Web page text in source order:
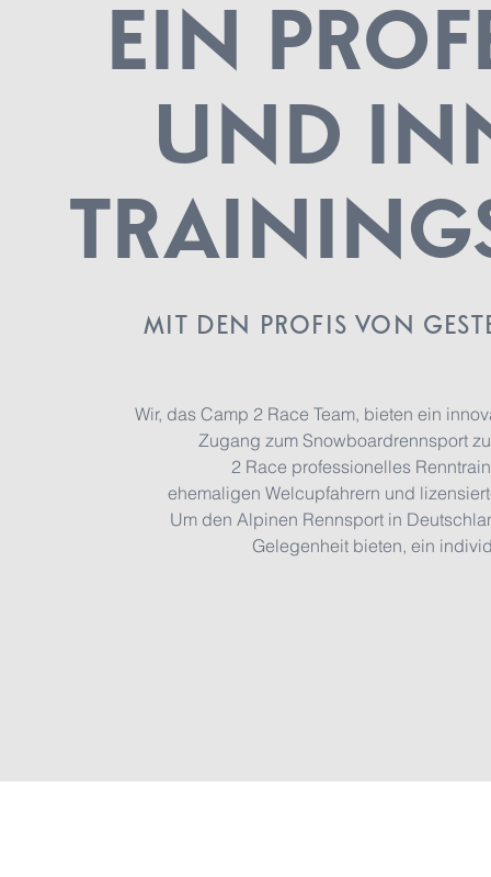
EIN
UND
Wir, das Camp 2 Race Team, bieten ein
Zugang zum Snowboardrennsport
2 Race professionelles
ehemaligen Welcupfahrern und
Um den Alpinen Rennsport in
Gelegenheit bieten, ein
MIT DEN PROFIS VON